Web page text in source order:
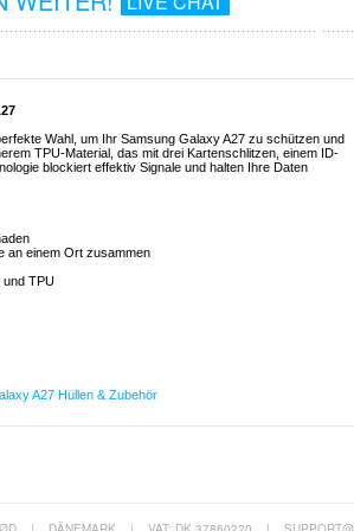
Wahl, um Ihr Samsung Galaxy A27 zu schützen und
TPU-Material, das mit drei Kartenschlitzen, einem ID-
blockiert effektiv Signale und halten Ihre Daten
an einem Ort zusammen
und TPU
A27 Hüllen & Zubehör